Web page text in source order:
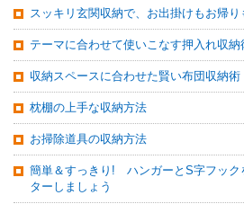
スッキリ玄関収納で、お出掛けもお帰
テーマに合わせて使いこなす押入れ収納
収納スペースに合わせた賢い布団収納術
枕棚の上手な収納方法
お掃除道具の収納方法
簡単＆すっきり! ハンガーとS字フック
ターしましょう